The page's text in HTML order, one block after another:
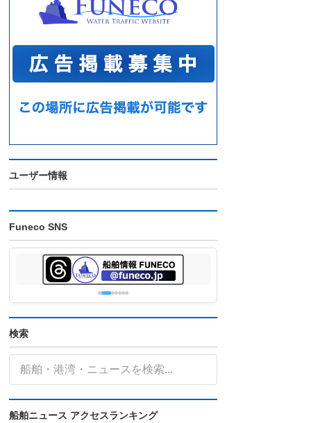
ユーザー情報
Funeco SNS
検索
船舶ニュース アクセスランキング